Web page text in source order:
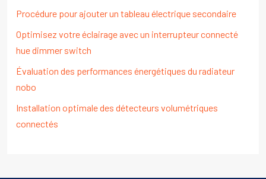
Procédure pour ajouter un tableau électrique secondaire
Optimisez votre éclairage avec un interrupteur connecté
hue dimmer switch
Évaluation des performances énergétiques du radiateur
nobo
Installation optimale des détecteurs volumétriques
connectés